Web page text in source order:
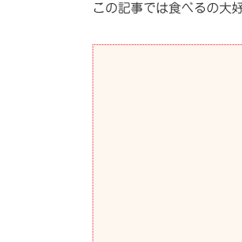
この記事では食べるの大